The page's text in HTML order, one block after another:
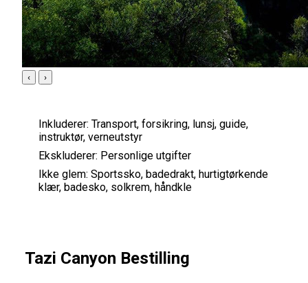
‹ ›
Inkluderer: Transport, forsikring, lunsj, guide,
instruktør, verneutstyr
Ekskluderer: Personlige utgifter
Ikke glem: Sportssko, badedrakt, hurtigtørkende
klær, badesko, solkrem, håndkle
Tazi Canyon Bestilling